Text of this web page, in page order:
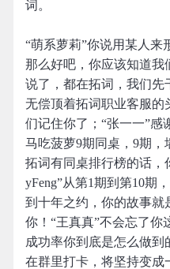
词。
“萌系萝莉”你说用某人来
那么好吧，你应该知道我
说了，都在拓词，我们先
无偿顶着拓词职业客服的
们记住你了；“张一一”感
马吃菠萝9期同桌，9期
拓词有同桌排行榜的话，
yFeng”从第1期到第10期
到十年之约，你的故事就
你！“王真真”不会忘了你
成功率你到底是怎么做到
在群里打卡，将坚持变成